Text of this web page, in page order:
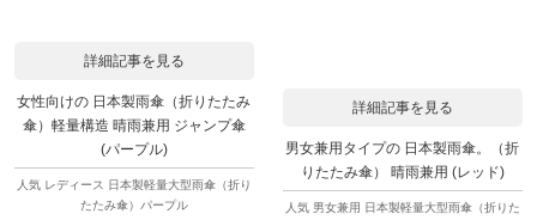
詳細記事を見る
女性向けの 日本製雨傘（折りたたみ
傘）軽量構造 晴雨兼用 ジャンプ傘
(パープル)
人気 レディース 日本製軽量大型雨傘（折り
たたみ傘）パープル
詳細記事を見る
男女兼用タイプの 日本製雨傘。（折
りたたみ傘） 晴雨兼用 (レッド)
人気 男女兼用 日本製軽量大型雨傘（折りた